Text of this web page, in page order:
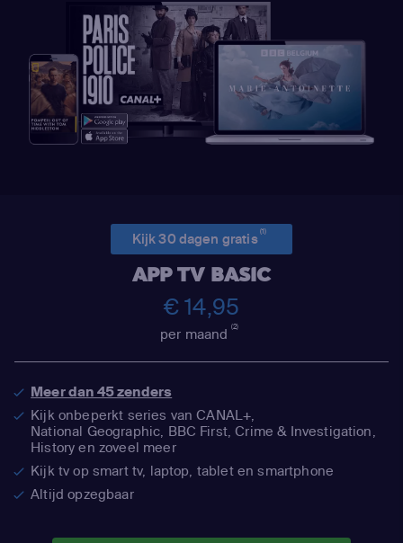
Kijk 30 dagen gratis(1)
APP TV BASIC
€ 14,95
per maand(2)
Meer dan 45 zenders
Kijk onbeperkt series van CANAL+,
National Geographic, BBC First, Crime & Investigation,
History en zoveel meer
Kijk tv op smart tv, laptop, tablet en smartphone
Altijd opzegbaar